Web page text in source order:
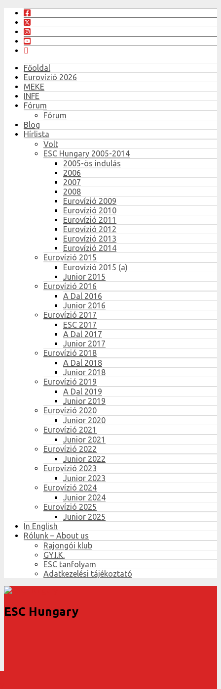
Főoldal
Eurovízió 2026
MEKE
INFE
Fórum
Fórum
Blog
Hírlista
Volt
ESC Hungary 2005-2014
2005-ös indulás
2006
2007
2008
Eurovízió 2009
Eurovízió 2010
Eurovízió 2011
Eurovízió 2012
Eurovízió 2013
Eurovízió 2014
Eurovízió 2015
Eurovízió 2015 (a)
Junior 2015
Eurovízió 2016
A Dal 2016
Junior 2016
Eurovízió 2017
ESC 2017
A Dal 2017
Junior 2017
Eurovízió 2018
A Dal 2018
Junior 2018
Eurovízió 2019
A Dal 2019
Junior 2019
Eurovízió 2020
Junior 2020
Eurovízió 2021
Junior 2021
Eurovízió 2022
Junior 2022
Eurovízió 2023
Junior 2023
Eurovízió 2024
Junior 2024
Eurovízió 2025
Junior 2025
In English
Rólunk – About us
Rajongói klub
GY.I.K.
ESC tanfolyam
Adatkezelési tájékoztató
ESC Hungary